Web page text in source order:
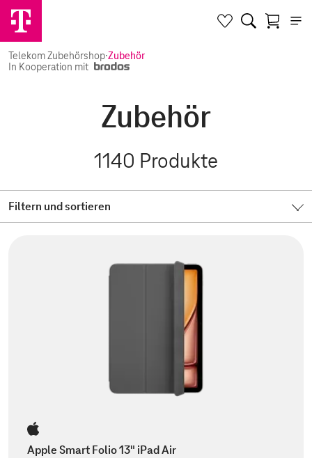
Telekom Zubehörshop·Zubehör
In Kooperation mit
Zubehör
1140 Produkte
Filtern und sortieren
Apple Smart Folio 13" iPad Air